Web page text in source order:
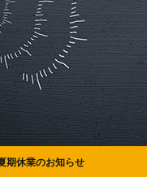
期休業のお知らせ